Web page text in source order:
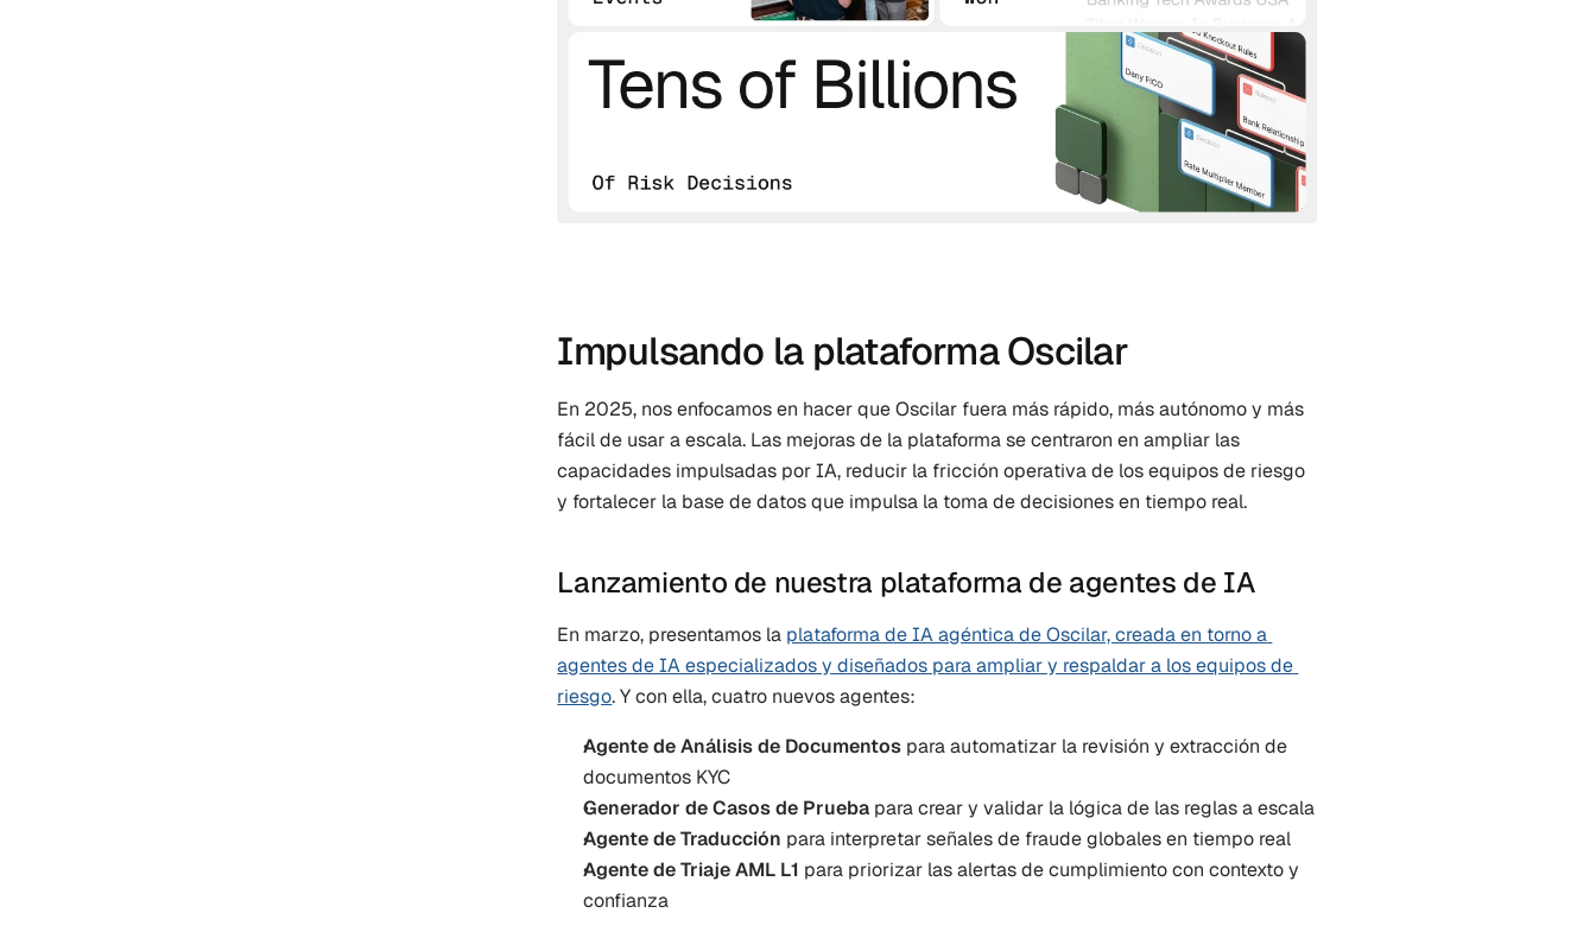
Impulsando la plataforma Oscilar
En 2025, nos enfocamos en hacer que Oscilar fuera más rápido, más autónomo y más
fácil de usar a escala. Las mejoras de la plataforma se centraron en ampliar las
capacidades impulsadas por IA, reducir la fricción operativa de los equipos de riesgo
y fortalecer la base de datos que impulsa la toma de decisiones en tiempo real.
Lanzamiento de nuestra plataforma de agentes de IA
En marzo, presentamos la plataforma de IA agéntica de Oscilar, creada en torno a
agentes de IA especializados y diseñados para ampliar y respaldar a los equipos de
riesgo. Y con ella, cuatro nuevos agentes:
Agente de Análisis de Documentos para automatizar la revisión y extracción de
documentos KYC
Generador de Casos de Prueba para crear y validar la lógica de las reglas a escala
Agente de Traducción para interpretar señales de fraude globales en tiempo real
Agente de Triaje AML L1 para priorizar las alertas de cumplimiento con contexto y
confianza